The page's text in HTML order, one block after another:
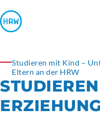
Studieren mit Kind –
Eltern an der HRW